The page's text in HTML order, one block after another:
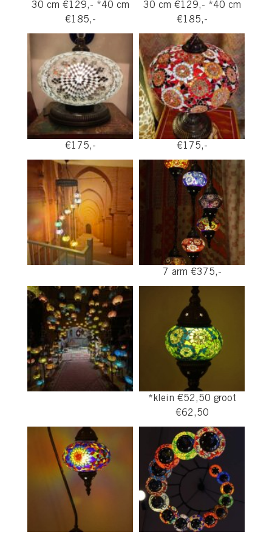
30 cm €129,- *40 cm
€185,-
30 cm €129,- *40 cm
€185,-
€175,- €175,-
7 arm €375,-
*klein €52,50 groot
€62,50